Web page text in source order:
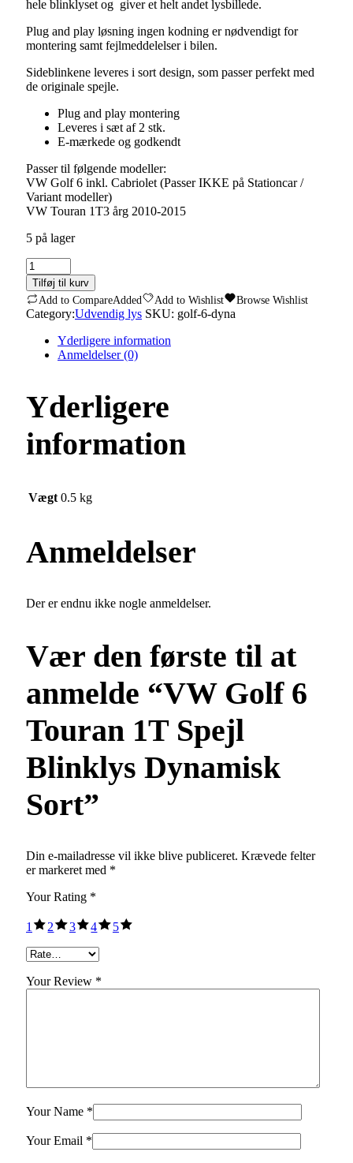
hele blinklyset og giver et helt andet lysbillede.
Plug and play løsning ingen kodning er nødvendigt for
montering samt fejlmeddelelser i bilen.
Sideblinkene leveres i sort design, som passer perfekt med
de originale spejle.
Plug and play montering
Leveres i sæt af 2 stk.
E-mærkede og godkendt
Passer til følgende modeller:
VW Golf 6 inkl. Cabriolet (Passer IKKE på Stationcar /
Variant modeller)
VW Touran 1T3 årg 2010-2015
5 på lager
VW
Golf
6
Touran
1T
Blinklys
Dynamisk
Tilføj til kurv
Add to CompareAdded Add to Wishlist Browse Wishlist
Category:Udvendig lys SKU: golf-6-dyna
Yderligere information
Anmeldelser (0)
Yderligere
information
Vægt 0.5 kg
Anmeldelser
Der er endnu ikke nogle anmeldelser.
Vær den første til at
anmelde “VW Golf 6
Touran 1T Spejl
Blinklys Dynamisk
Sort”
Din e-mailadresse vil ikke blive publiceret. Krævede felter
er markeret med *
Your Rating *
1 2 3 4 5
Your Review *
Your Name *
Your Email *